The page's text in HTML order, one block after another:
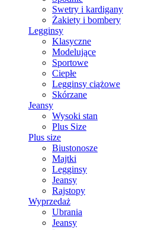
Swetry i kardigany
Żakiety i bombery
Legginsy
Klasyczne
Modelujące
Sportowe
Ciepłe
Legginsy ciążowe
Skórzane
Jeansy
Wysoki stan
Plus Size
Plus size
Biustonosze
Majtki
Legginsy
Jeansy
Rajstopy
Wyprzedaż
Ubrania
Jeansy